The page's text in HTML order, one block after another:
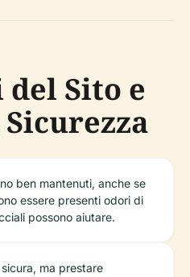
Sito e
ben mantenuti, anche se
essere presenti odori di
possono aiutare.
ma prestare